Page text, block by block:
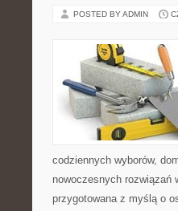
POSTED BY ADMIN
codziennych wyborów,
nowoczesnych rozwiązań
przygotowana z myślą o